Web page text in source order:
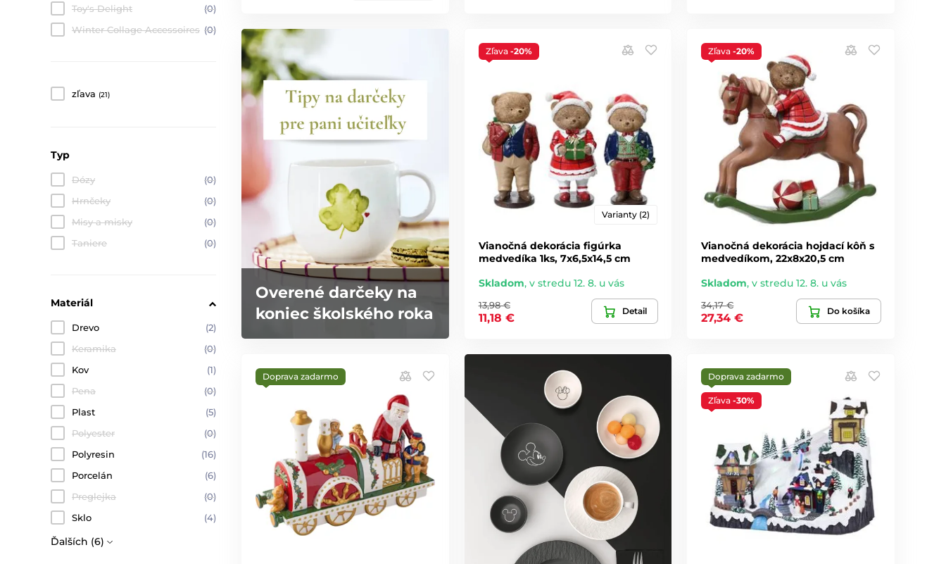
Toy's Delight
(0)
Winter Collage Accessoires (0)
zľava (21)
Typ
Dózy
(0)
Hrnčeky
(0)
Misy a misky
(0)
Taniere
(0)
Materiál
Drevo
(2)
Keramika
(0)
Kov
(1)
Pena
(0)
Plast
(5)
Polyester
(0)
Polyresin
(16)
Porcelán
(6)
Preglejka
(0)
Sklo
(4)
Ďalších (6)
Overené darčeky na
koniec školského roka
Zľava -20%
Varianty (2)
Vianočná dekorácia figúrka
medvedíka 1ks, 7x6,5x14,5 cm
Skladom, v stredu 12. 8. u vás
13,98 €
11,18 €
Detail
Zľava-20%
Vianočná dekorácia hojdací kôň s
medvedíkom, 22x8x20,5 cm
Skladom,v stredu 12. 8. u vás
34,17 €
27,34 €
Do košíka
Doprava zadarmo Doprava zadarmo
Zľava-30%